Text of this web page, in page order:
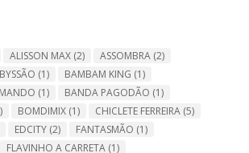
ALISSON MAX(2) ASSOMBRA(2)
(1) BAMBAM KING (1)
(1) BANDA PAGODÃO (1)
BOMDIMIX(1) CHICLETE FERREIRA(5)
EDCITY(2) FANTASMÃO (1)
FLAVINHO A CARRETA(1)